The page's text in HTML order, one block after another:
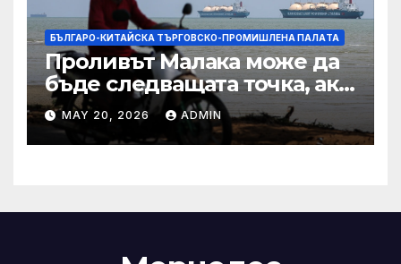
БЪЛГАРО-КИТАЙСКА ТЪРГОВСКО-ПРОМИШЛЕНА ПАЛAТА
Проливът Малака може да
бъде следващата точка, ако
Азия не внимава
MAY 20, 2026 ADMIN